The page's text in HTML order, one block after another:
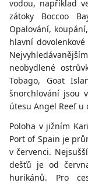
vodou, například
zátoky Boccoo
Opalování,
hlavní
neobydlené
Tobago, Goat
šnorchlování jsou
útesu Angel Reef u
Poloha v jižním
Port of Spain je
v červenci.
dešťů je od
hurikánů. Pro